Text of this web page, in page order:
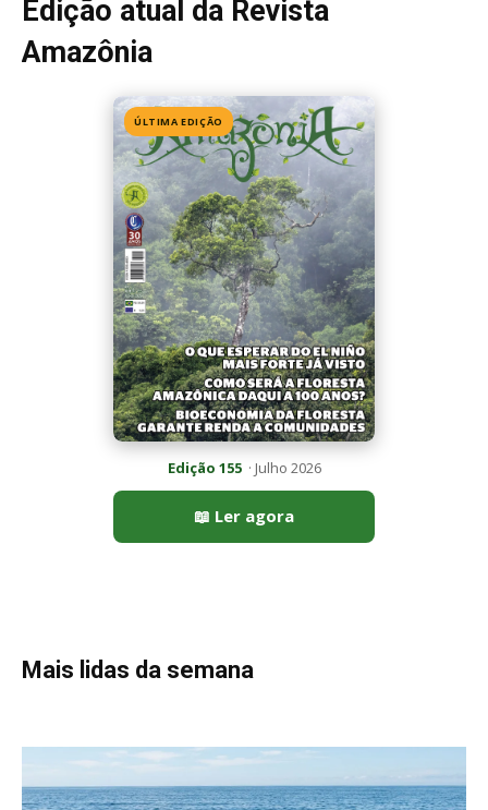
Edição 155· Julho 2026
📖 Ler agora
Mais lidas da semana
Peixe-lua emerge horizontalmente na superfície oceânica para
permitir que aves marinhas removam ectoparasitas